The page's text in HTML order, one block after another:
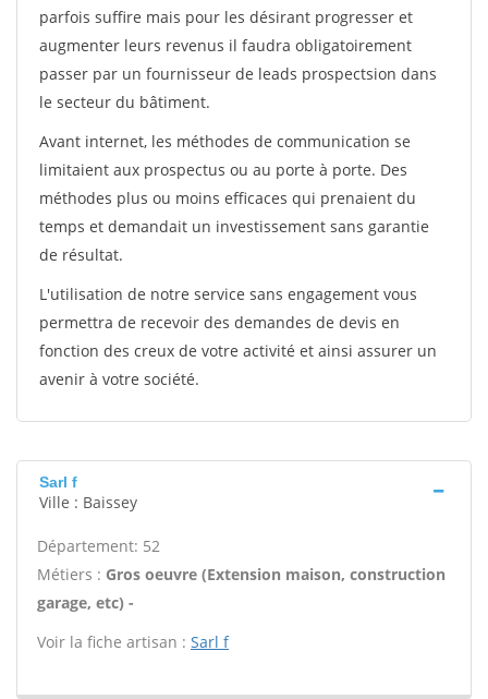
parfois suffire mais pour les désirant progresser et
augmenter leurs revenus il faudra obligatoirement
passer par un fournisseur de leads prospectsion dans
le secteur du bâtiment.
Avant internet, les méthodes de communication se
limitaient aux prospectus ou au porte à porte. Des
méthodes plus ou moins efficaces qui prenaient du
temps et demandait un investissement sans garantie
de résultat.
L'utilisation de notre service sans engagement vous
permettra de recevoir des demandes de devis en
fonction des creux de votre activité et ainsi assurer un
avenir à votre société.
Sarl f
Ville : Baissey
Département: 52
Métiers : Gros oeuvre (Extension maison, construction
garage, etc) -
Voir la fiche artisan : Sarl f